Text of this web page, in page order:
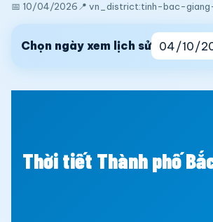
📅 10/04/2026 📍 vn_district:tinh-bac-
Chọn ngày xem lịch sử
Thời tiết Thành phố